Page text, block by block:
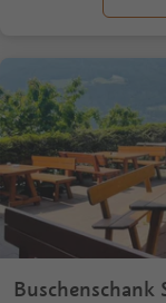
Buschenschank